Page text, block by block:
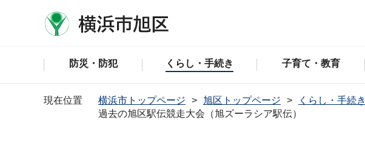
防災・防犯 くらし・手続き 子育て・教育
現在位置 横浜市トップページ 旭区トップページ くらし・手続き
過去の旭区駅伝競走大会（旭ズーラシア駅伝）